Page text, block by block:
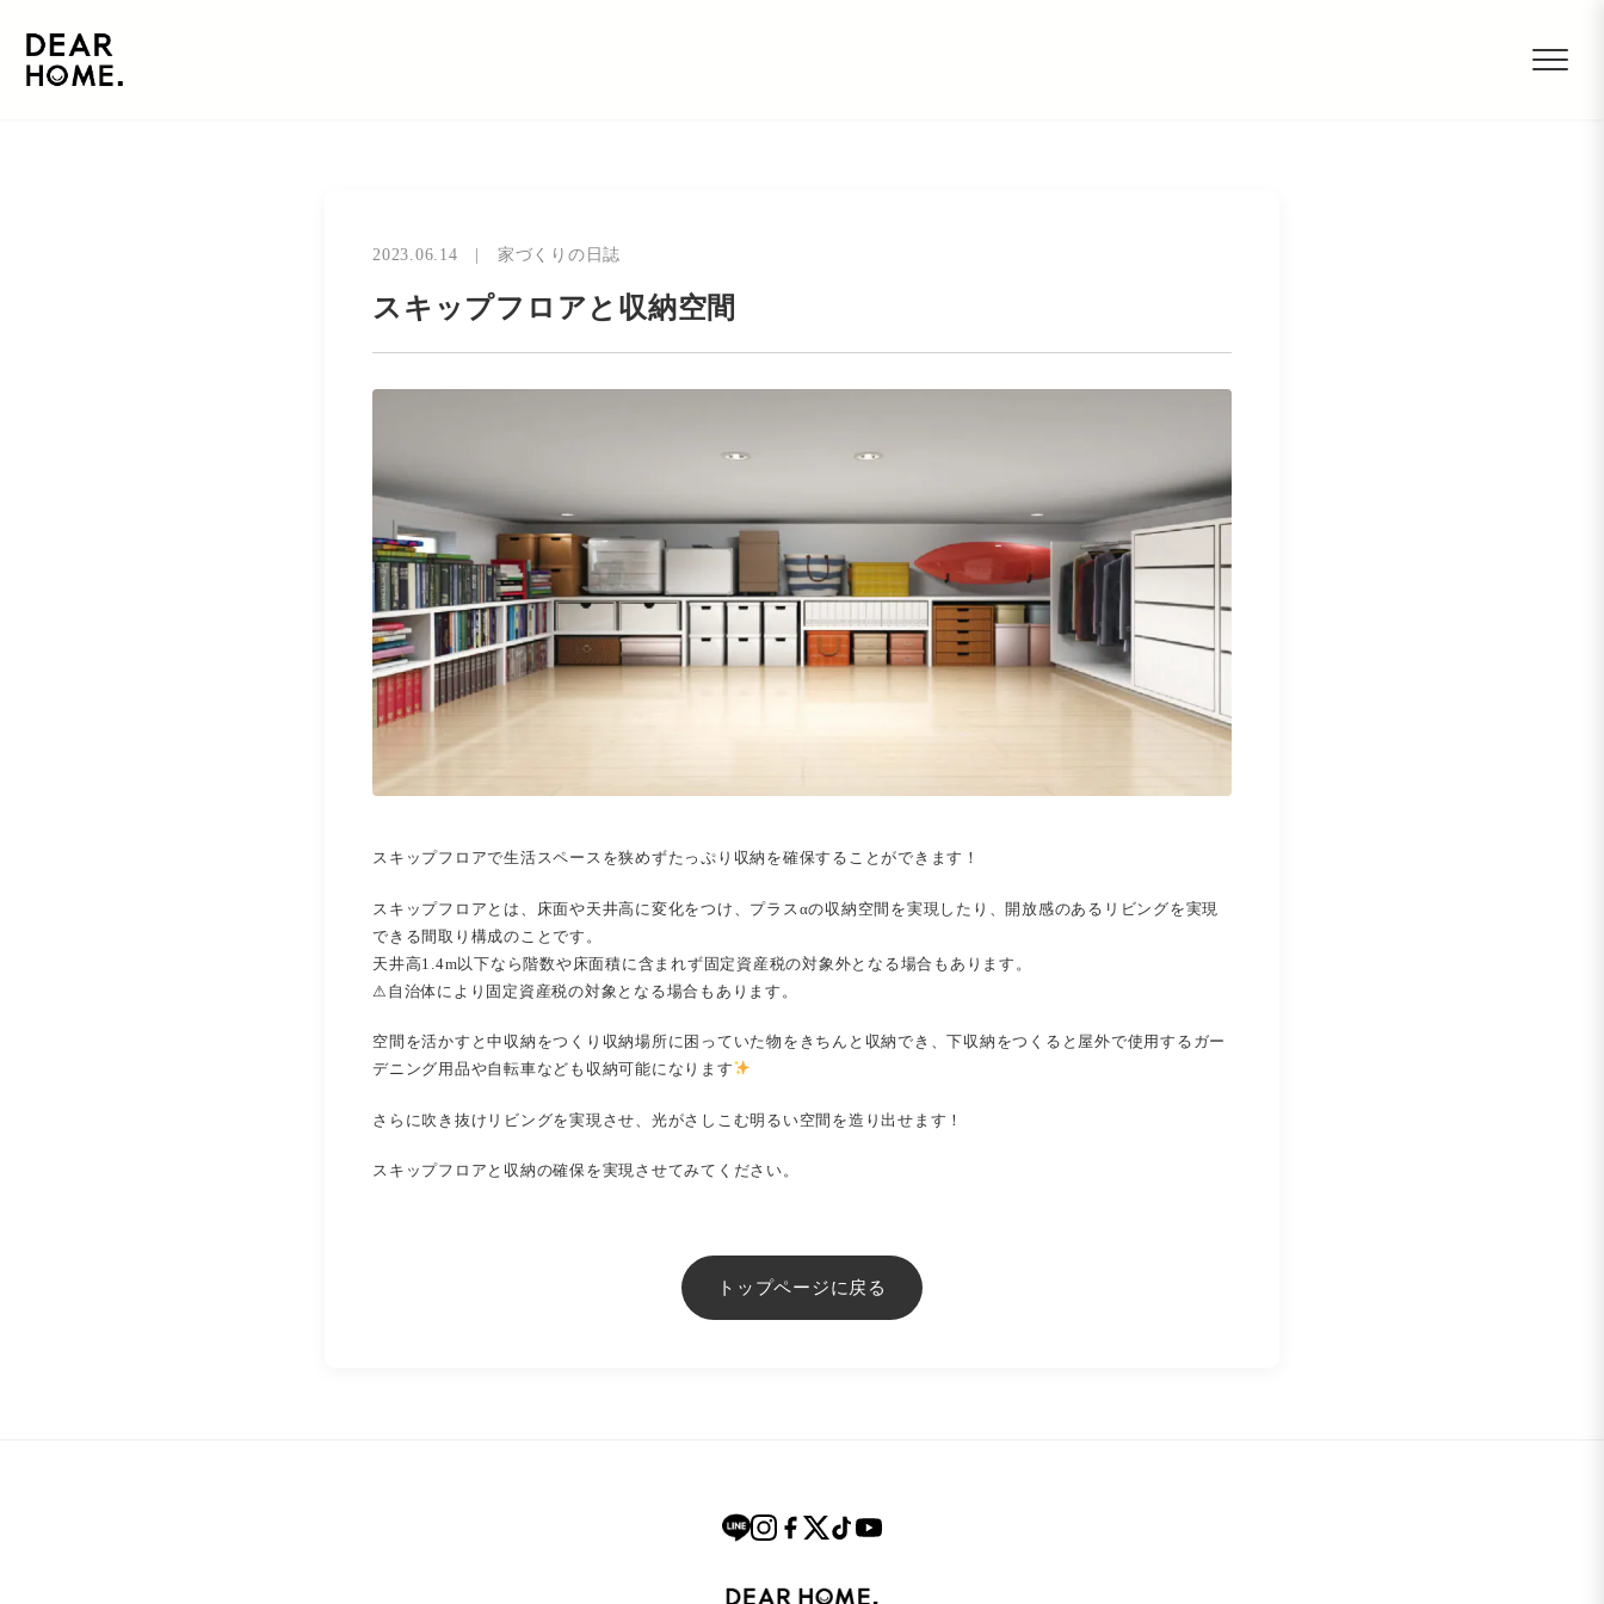
2023.06.14 家づくりの日誌
スキップフロアと収納空間
スキップフロアで生活スペースを狭めずたっぷり収納を確保することができます！
スキップフロアとは、床面や天井高に変化をつけ、プラス‪α‬の収納空間を実現したり、開放感のあるリビングを実現
できる間取り構成のことです。
天井高1.4m以下なら階数や床面積に含まれず固定資産税の対象外となる場合もあります。
⚠︎自治体により固定資産税の対象となる場合もあります。
空間を活かすと中収納をつくり収納場所に困っていた物をきちんと収納でき、下収納をつくると屋外で使用するガー
デニング用品や自転車なども収納可能になります
さらに吹き抜けリビングを実現させ、光がさしこむ明るい空間を造り出せます！
スキップフロアと収納の確保を実現させてみてください。
トップページに戻る